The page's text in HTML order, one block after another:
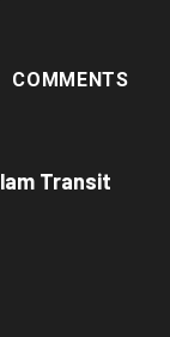
COMMENTS
Transit